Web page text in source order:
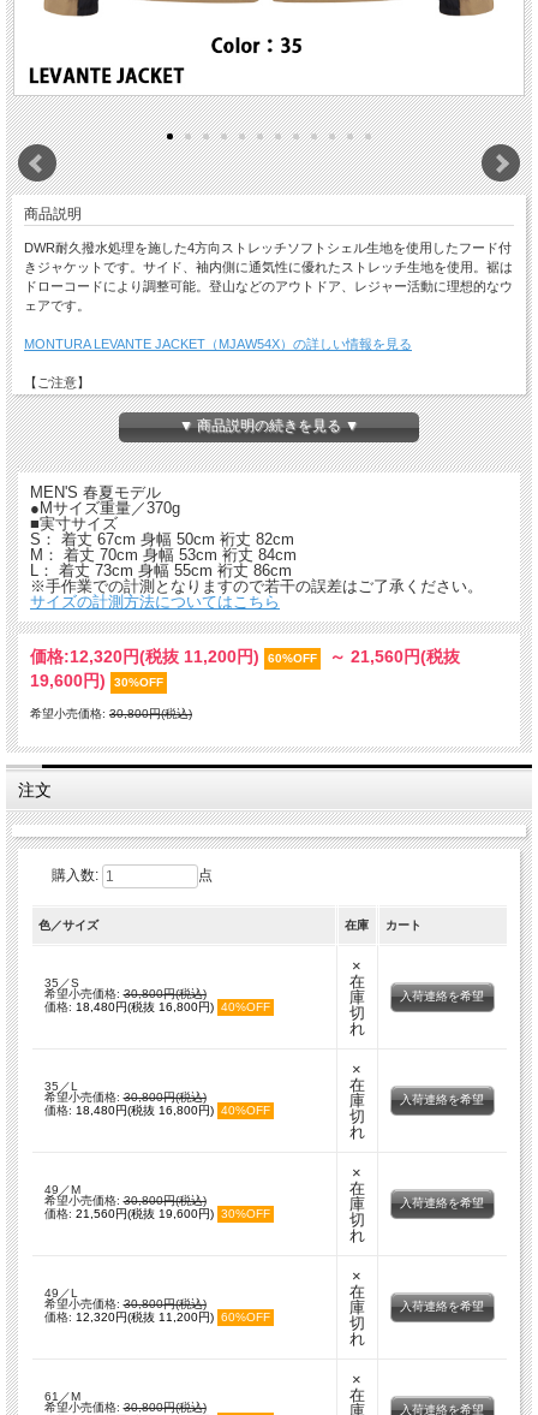
商品説明
DWR耐久撥水処理を施した4方向ストレッチソフトシェル生地を使用したフード付
きジャケットです。サイド、袖内側に通気性に優れたストレッチ生地を使用。裾は
ドローコードにより調整可能。登山などのアウトドア、レジャー活動に理想的なウ
ェアです。
MONTURA LEVANTE JACKET（MJAW54X）の詳しい情報を見る
【ご注意】
・特価品につき返品・交換はできません。
・店舗でも同時販売しておりますので時間差で完売になる場合がございます。
以上、予めご了承ください。
▼ 商品説明の続きを見る ▼
MEN'S 春夏モデル
●Mサイズ重量／370g
■実寸サイズ
S： 着丈 67cm 身幅 50cm 裄丈 82cm
M： 着丈 70cm 身幅 53cm 裄丈 84cm
L： 着丈 73cm 身幅 55cm 裄丈 86cm
※手作業での計測となりますので若干の誤差はご了承ください。
サイズの計測方法についてはこちら
価格:12,320円(税抜 11,200円) 60%OFF ～ 21,560円(税抜
19,600円)
30%OFF
希望小売価格: 30,800円(税込)
注文
購入数: 点
色／サイズ 在庫 カート
35／S
希望小売価格:30,800円(税込)
価格: 18,480円(税抜 16,800円) 40%OFF
×
在
庫
切
れ
入荷連絡を希望
35／L
希望小売価格:30,800円(税込)
価格: 18,480円(税抜 16,800円) 40%OFF
×
在
庫
切
れ
入荷連絡を希望
49／M
希望小売価格:30,800円(税込)
価格: 21,560円(税抜 19,600円) 30%OFF
×
在
庫
切
れ
入荷連絡を希望
49／L
希望小売価格:30,800円(税込)
価格: 12,320円(税抜 11,200円) 60%OFF
×
在
庫
切
れ
入荷連絡を希望
61／M
希望小売価格:30,800円(税込)
×
在
庫
入荷連絡を希望